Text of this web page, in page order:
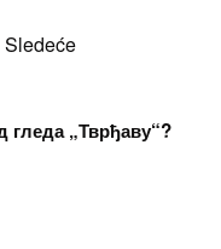
Sledeće
гледа „Тврђаву“?